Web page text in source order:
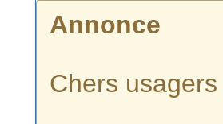
Annonce
Chers